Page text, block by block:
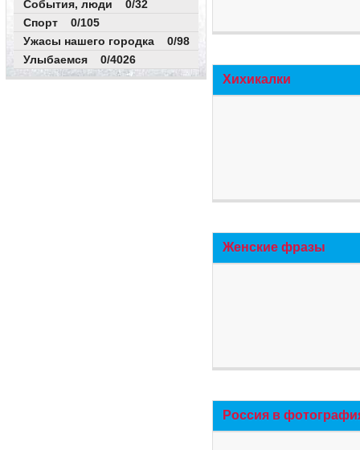
События, люди 0/32
Спорт 0/105
Ужасы нашего городка 0/98
Улыбаемся 0/4026
Хихикалки
Женские фразы
Россия в